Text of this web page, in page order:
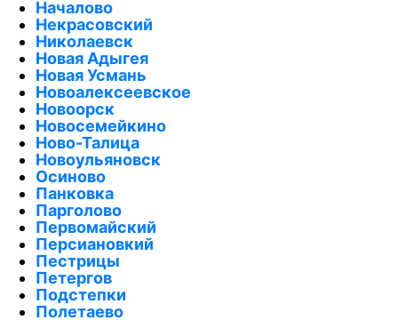
Началово
Некрасовский
Николаевск
Новая Адыгея
Новая Усмань
Новоалексеевское
Новоорск
Новосемейкино
Ново-Талица
Новоульяновск
Осиново
Панковка
Парголово
Первомайский
Персиановкий
Пестрицы
Петергов
Подстепки
Полетаево